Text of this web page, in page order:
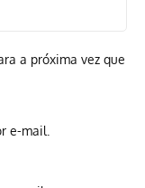
a próxima vez que
e-mail.